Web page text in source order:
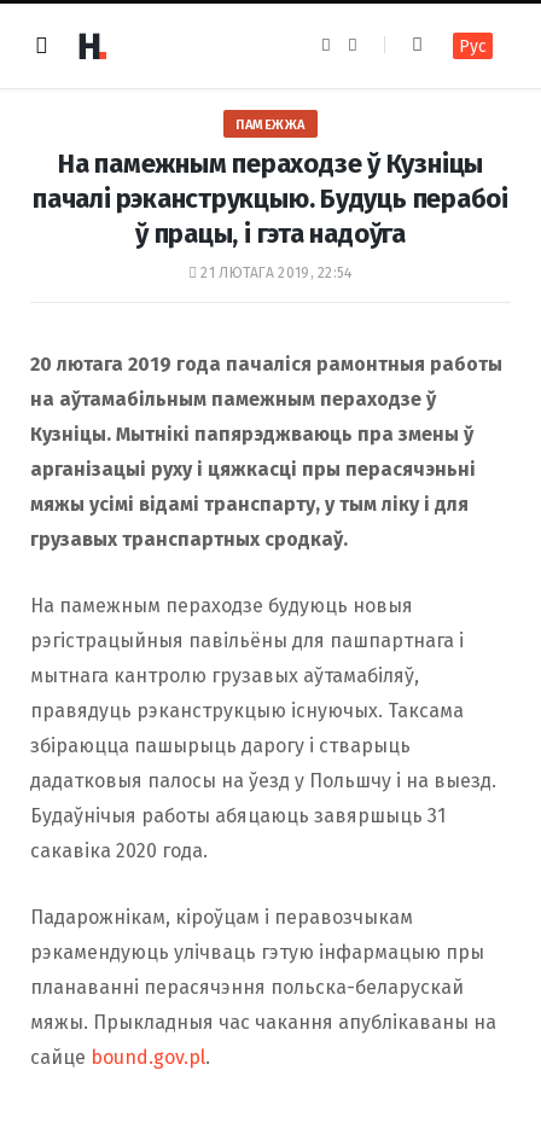
e
k
t
a
m
Рус
ПАМЕЖЖА
На памежным пераходзе ў Кузніцы
пачалі рэканструкцыю. Будуць перабоі
ў працы, і гэта надоўга
21 ЛЮТАГА 2019, 22:54
20 лютага 2019 года пачаліся рамонтныя работы
на аўтамабільным памежным пераходзе ў
Кузніцы. Мытнікі папярэджваюць пра змены ў
арганізацыі руху і цяжкасці пры перасячэньні
мяжы усімі відамі транспарту, у тым ліку і для
грузавых транспартных сродкаў.
На памежным пераходзе будуюць новыя
рэгістрацыйныя павільёны для пашпартнага і
мытнага кантролю грузавых аўтамабіляў,
правядуць рэканструкцыю існуючых. Таксама
збіраюцца пашырыць дарогу і стварыць
дадатковыя палосы на ўезд у Польшчу і на выезд.
Будаўнічыя работы абяцаюць завяршыць 31
сакавіка 2020 года.
Падарожнікам, кіроўцам і перавозчыкам
рэкамендуюць улічваць гэтую інфармацыю пры
планаванні перасячэння польска-беларускай
мяжы. Прыкладныя час чакання апублікаваны на
сайце bound.gov.pl.